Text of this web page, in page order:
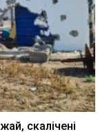
скалічені